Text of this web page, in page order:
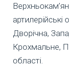
артилерійські
Дворічна,
Крохмальне,
області.